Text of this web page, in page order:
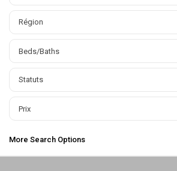
Région
Beds/Baths
Statuts
Prix
More Search Options